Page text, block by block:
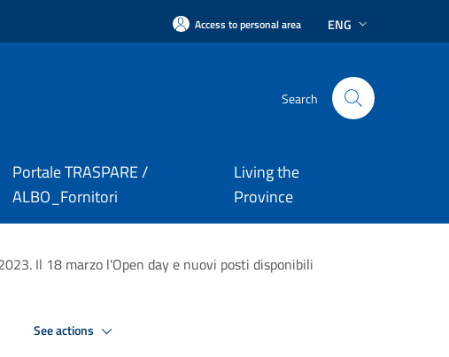
Access to personal area ENG
Search
Portale TRASPARE /
ALBO_Fornitori
Living the
Province
Il 18 marzo l'Open day e nuovi posti disponibili
See actions